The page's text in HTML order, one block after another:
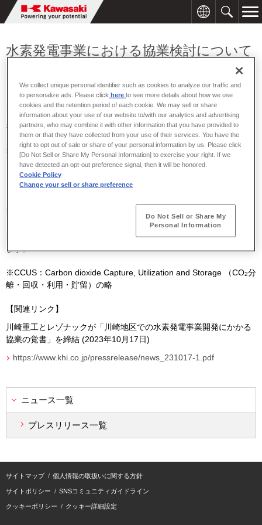
水素発電事業における協業検討について
川崎重工は、株式会社レゾナックとの水素発電事業における協業と
して、2030年頃に同社川崎事業所にて事業を開始することを目指し
検討してまいりましたが、諸条件のスケジュールが事業計画に合わ
ないことから、両社による協業検討を終了し、今後はレゾナック単
独の取り組みとして検討していくことに合意いたしました。
当社は、引き続き、川崎臨海部での液化水素サプライチェーン構築
に向けて事業を推進し、レゾナックを含めた水素需要家への供給を
社会へのスムーズな移行に向けたトランジション・ソリューション
として、化石燃料由来の水素の普及の鍵となるCCUS
事業にも積極
的に取り組み、カーボンニュートラルの早期実現に貢献してまいり
ます。
※CCUS ： Carbon dioxide Capture, Utilization and Storage （CO2分
離・回収・利用・貯留）の略
【関連リンク】
川崎重工とレゾナックが「川崎地区での水素発電事業開発にかかる
協業の覚書」を締結 (2023年10月 17日)
https://www.khi.co.jp/pressrelease/news_231017-1.pdf
ニュース一覧
プレスリリース一覧
サイトマップ 個人情報の取扱いに関する方針
サイトポリシー SNSコミュニティガイドライン
クッキーポリシー クッキー詳細設定
We collect unique personal identifier such as cookies to analyze our traffic and
to personalize ads. Please click hereto see more details about how we use
cookies and the retention period of each cookie. We may sell or share
information about your use of our website to/with our analytics and advertising
partners, who may combine it with other information that you have provided to
them or that they have collected from your use of their services. You have the
right to opt out of sale or share of your personal information by us. Please click
[Do Not Sell or Share My Personal Information] to exercise your right. If we
have detected an opt-out preference signal, then it will be honored.
Cookie Policy
Change your sell or share preference
Do Not Sell or Share My
Personal Information